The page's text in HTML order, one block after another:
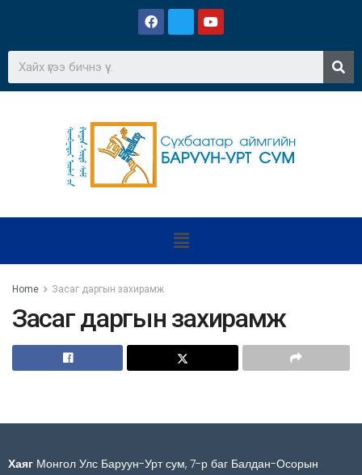
Home Засаг даргын захирамж
Засаг даргын захирамж
Хаяг Монгол Улс Баруун-Урт сум, 7-р баг Балдан-Осорын